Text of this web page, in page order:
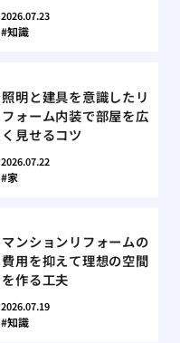
2026.07.23
知識
照明と建具を意識したリ
フォーム内装で部屋を広
く見せるコツ
2026.07.22
家
マンションリフォームの
費用を抑えて理想の空間
を作る工夫
2026.07.19
知識